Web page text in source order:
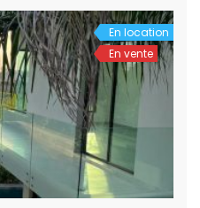
En location
En vente